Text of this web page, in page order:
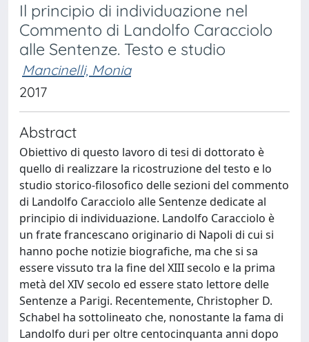
Il principio di individuazione nel
Commento di Landolfo Caracciolo
alle Sentenze. Testo e studio
Mancinelli, Monia
2017
Abstract
Obiettivo di questo lavoro di tesi di dottorato è
quello di realizzare la ricostruzione del testo e lo
studio storico-filosofico delle sezioni del commento
di Landolfo Caracciolo alle Sentenze dedicate al
principio di individuazione. Landolfo Caracciolo è
un frate francescano originario di Napoli di cui si
hanno poche notizie biografiche, ma che si sa
essere vissuto tra la fine del XIII secolo e la prima
metà del XIV secolo ed essere stato lettore delle
Sentenze a Parigi. Recentemente, Christopher D.
Schabel ha sottolineato che, nonostante la fama di
Landolfo duri per oltre centocinquanta anni dopo